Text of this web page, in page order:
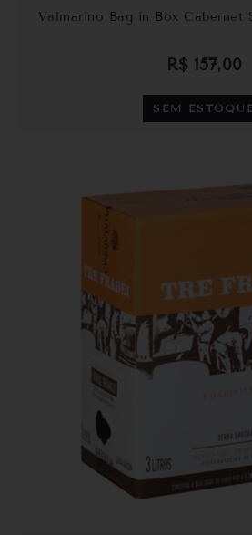
Valmarino Bag in Box Cabernet
R$157,00
SEM ESTOQUE